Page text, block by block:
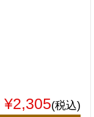
¥2,305(税込)